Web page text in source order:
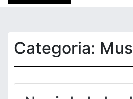
Categoria: